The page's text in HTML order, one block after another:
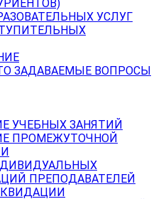
УСЛУГ
ЗАДАВАЕМЫЕ ВОПРОСЫ
УЧЕБНЫХ ЗАНЯТИЙ
ПРОМЕЖУТОЧНОЙ
ПРЕПОДАВАТЕЛЕЙ